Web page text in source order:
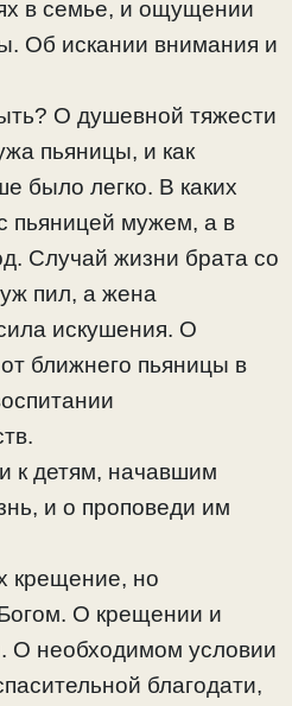
в семье, и ощущении
Об искании внимания и
О душевной тяжести
пьяницы, и как
было легко. В каких
пьяницей мужем, а в
Случай жизни брата со
пил, а жена
искушения. О
ближнего пьяницы в
к детям, начавшим
и о проповеди им
крещение, но
О крещении и
О необходимом условии
благодати,